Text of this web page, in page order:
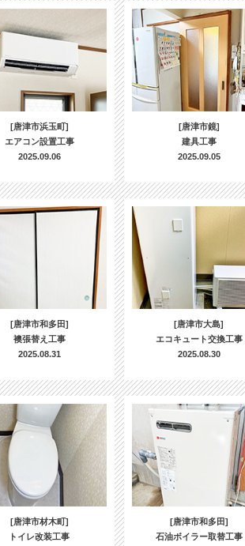
[唐津市浜玉町]
エアコン設置工事
2025.09.06
[唐津市鏡]
建具工事
2025.09.05
[唐津市和多田]
襖張替え工事
2025.08.31
[唐津市大島]
エコキュート交換工事
2025.08.30
[唐津市材木町]
トイレ改装工事
[唐津市和多田]
石油ボイラー取替工事